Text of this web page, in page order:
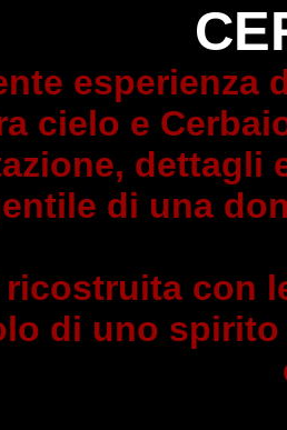
esperienza
cielo e
dettagli
di una
ricostruita con
di uno